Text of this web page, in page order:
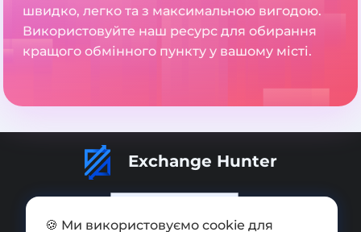
швидко, легко та з максимальною вигодою.
Використовуйте наш ресурс для обирання
кращого обмінного пункту у вашому місті.
Exchange Hunter
🍪 Ми використовуємо cookie для